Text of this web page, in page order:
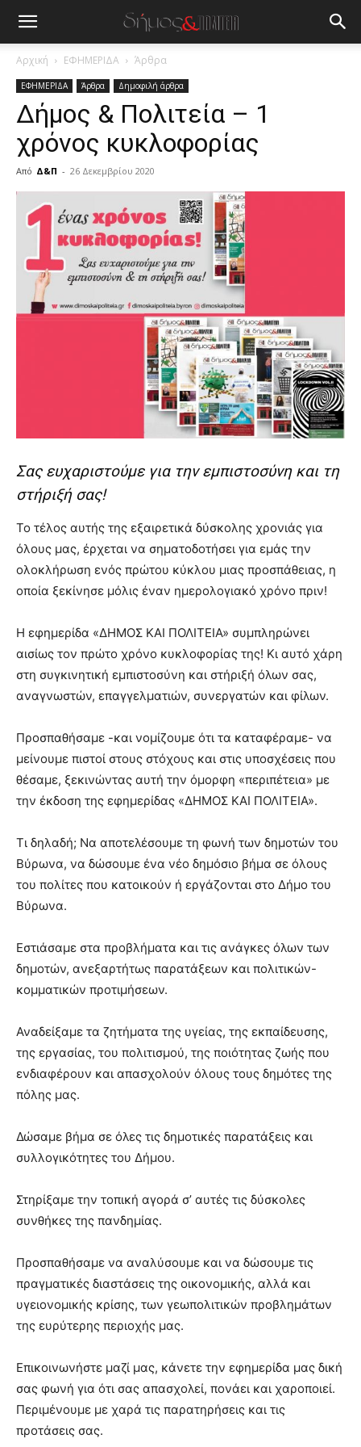
Αρχική ΕΦΗΜΕΡΙΔΑ Άρθρα
ΕΦΗΜΕΡΙΔΑ Άρθρα Δημοφιλή άρθρα
Δήμος & Πολιτεία – 1
χρόνος κυκλοφορίας
Από Δ&Π - 26 Δεκεμβρίου 2020
blonde
lesbians
cam
show.desi
xxx
brandi
pain.
hd
porn
Σας ευχαριστούμε για την εμπιστοσύνη και τη
στήριξή σας!
Το τέλος αυτής της εξαιρετικά δύσκολης χρονιάς για
όλους μας, έρχεται να σηματοδοτήσει για εμάς την
ολοκλήρωση ενός πρώτου κύκλου μιας προσπάθειας, η
οποία ξεκίνησε μόλις έναν ημερολογιακό χρόνο πριν!
Η εφημερίδα «ΔΗΜΟΣ ΚΑΙ ΠΟΛΙΤΕΙΑ» συμπληρώνει
αισίως τον πρώτο χρόνο κυκλοφορίας της! Κι αυτό χάρη
στη συγκινητική εμπιστοσύνη και στήριξή όλων σας,
αναγνωστών, επαγγελματιών, συνεργατών και φίλων.
Προσπαθήσαμε -και νομίζουμε ότι τα καταφέραμε- να
μείνουμε πιστοί στους στόχους και στις υποσχέσεις που
θέσαμε, ξεκινώντας αυτή την όμορφη «περιπέτεια» με
την έκδοση της εφημερίδας «ΔΗΜΟΣ ΚΑΙ ΠΟΛΙΤΕΙΑ».
Τι δηλαδή; Να αποτελέσουμε τη φωνή των δημοτών του
Βύρωνα, να δώσουμε ένα νέο δημόσιο βήμα σε όλους
του πολίτες που κατοικούν ή εργάζονται στο Δήμο του
Βύρωνα.
Εστιάσαμε στα προβλήματα και τις ανάγκες όλων των
δημοτών, ανεξαρτήτως παρατάξεων και πολιτικών-
κομματικών προτιμήσεων.
Αναδείξαμε τα ζητήματα της υγείας, της εκπαίδευσης,
της εργασίας, του πολιτισμού, της ποιότητας ζωής που
ενδιαφέρουν και απασχολούν όλους τους δημότες της
πόλης μας.
Δώσαμε βήμα σε όλες τις δημοτικές παρατάξεις και
συλλογικότητες του Δήμου.
Στηρίξαμε την τοπική αγορά σ’ αυτές τις δύσκολες
συνθήκες της πανδημίας.
Προσπαθήσαμε να αναλύσουμε και να δώσουμε τις
πραγματικές διαστάσεις της οικονομικής, αλλά και
υγειονομικής κρίσης, των γεωπολιτικών προβλημάτων
της ευρύτερης περιοχής μας.
Επικοινωνήστε μαζί μας, κάνετε την εφημερίδα μας δική
σας φωνή για ότι σας απασχολεί, πονάει και χαροποιεί.
Περιμένουμε με χαρά τις παρατηρήσεις και τις
προτάσεις σας.